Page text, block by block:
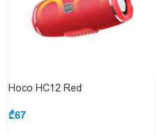
Hoco HC12 Red
₾67